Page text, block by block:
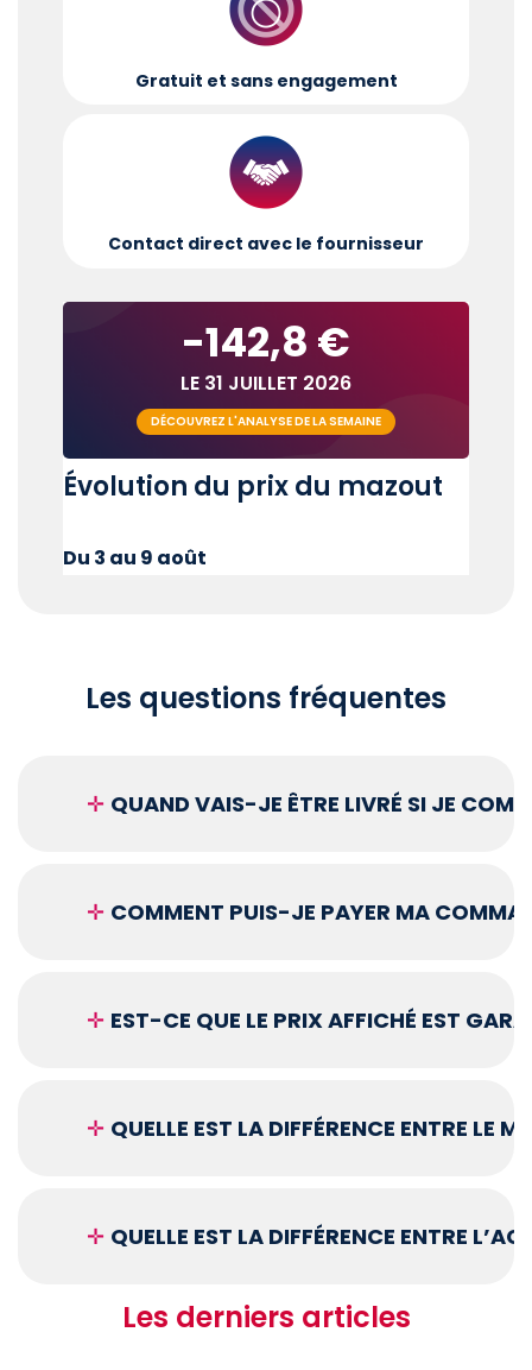
Gratuit et sans engagement
Contact direct avec le fournisseur
-142,8 €
LE 31 JUILLET 2026
DÉCOUVREZ L'ANALYSE DE LA SEMAINE
Évolution du prix du mazout
Du 3 au 9 août
Les questions fréquentes
✛ QUAND VAIS-JE ÊTRE LIVRÉ SI JE
✛ COMMENT PUIS-JE PAYER MA
✛ EST-CE QUE LE PRIX AFFICHÉ EST
✛ QUELLE EST LA DIFFÉRENCE ENTRE LE
✛ QUELLE EST LA DIFFÉRENCE ENTRE
Les derniers articles